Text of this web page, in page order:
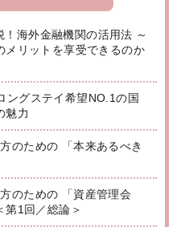
海外金融機関の活用法 ～
メリットを享受できるのか
ングステイ希望NO.1の国
魅力
のための 「本来あるべき
のための 「資産管理会
第1回／総論＞